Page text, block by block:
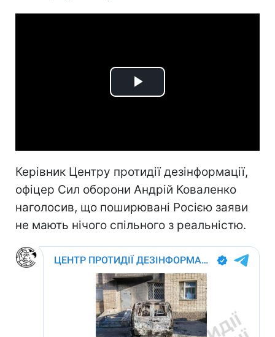
Play
Керівник Центру протидії дезінформації,
офіцер Сил оборони Андрій Коваленко
наголосив, що поширювані Росією заяви
не мають нічого спільного з реальністю.